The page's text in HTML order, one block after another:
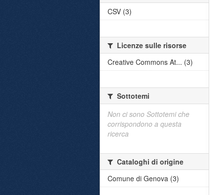
CSV (3)
Licenze sulle risorse
Creative Commons At... (3)
Sottotemi
Non ci sono Sottotemi che
corrispondono a questa
ricerca
Cataloghi di origine
Comune di Genova (3)